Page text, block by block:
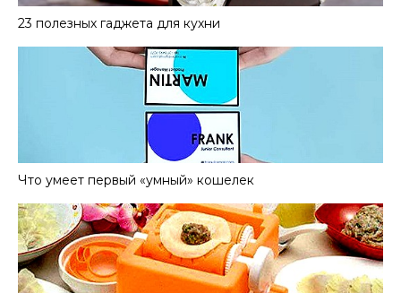
23 полезных гаджета для кухни
Что умеет первый «умный» кошелек